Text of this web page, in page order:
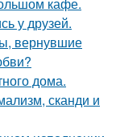
у друзей.
вернувшие
дома.
сканди и